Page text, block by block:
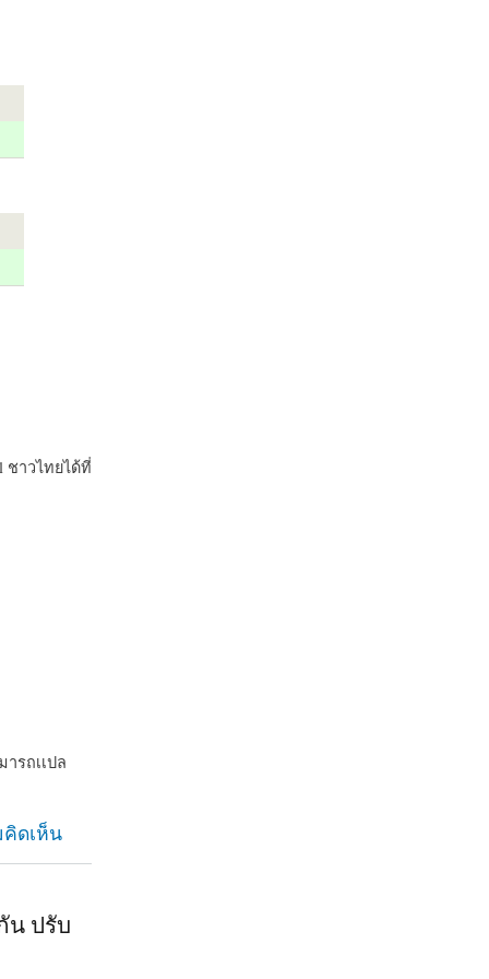
ชาวไทยได้ที่
รถเเปล
ดเห็น
น ปรับ